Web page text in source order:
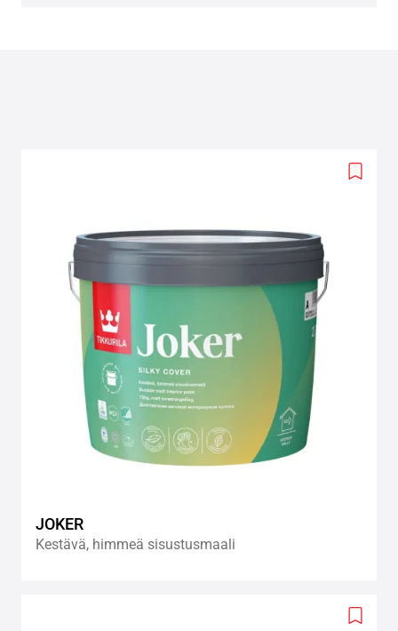
Add
JOKER
Kestävä, himmeä sisustusmaali
Add